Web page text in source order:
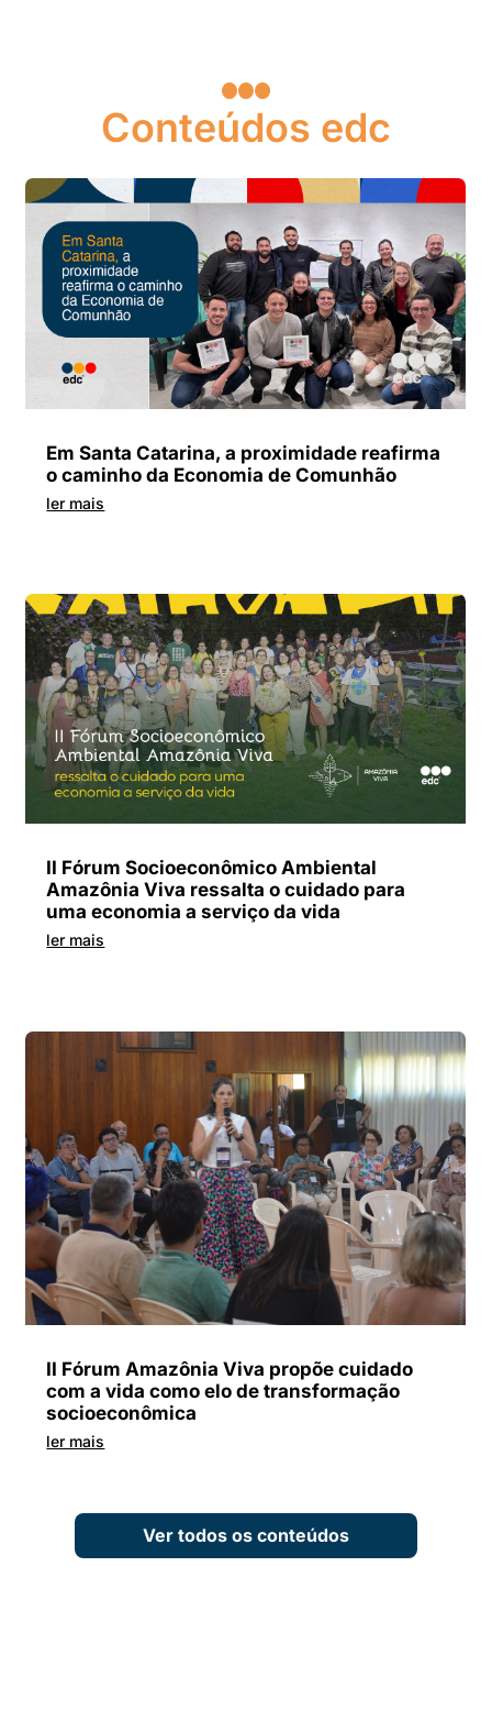
Conteúdos edc
Em Santa Catarina, a proximidade reafirma
o caminho da Economia de Comunhão
ler mais
II Fórum Socioeconômico Ambiental
Amazônia Viva ressalta o cuidado para
uma economia a serviço da vida
ler mais
II Fórum Amazônia Viva propõe cuidado
com a vida como elo de transformação
socioeconômica
ler mais
Ver todos os conteúdos